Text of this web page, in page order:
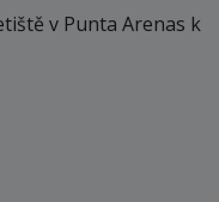
v Punta Arenas k